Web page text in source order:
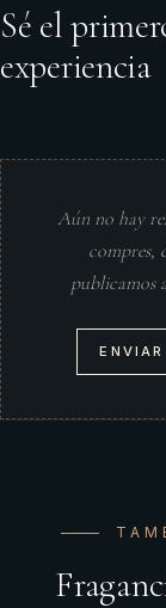
Sé el
experiencia
Aún no hay
compres,
publicamos